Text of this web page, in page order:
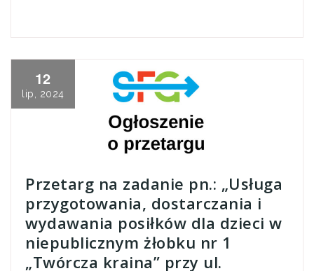
12
lip, 2024
Przetarg na zadanie pn.: „Usługa
przygotowania, dostarczania i
wydawania posiłków dla dzieci w
niepublicznym żłobku nr 1
„Twórcza kraina” przy ul.